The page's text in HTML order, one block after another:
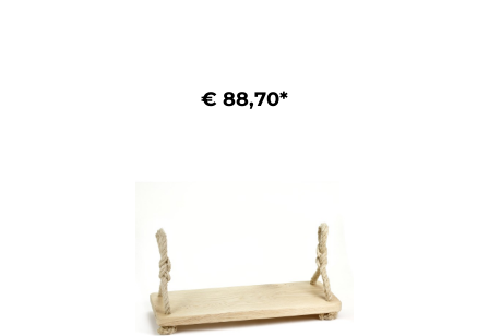
€ 88,70*